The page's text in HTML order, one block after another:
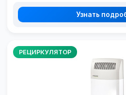
Узнать
РЕЦИРКУЛЯТОР